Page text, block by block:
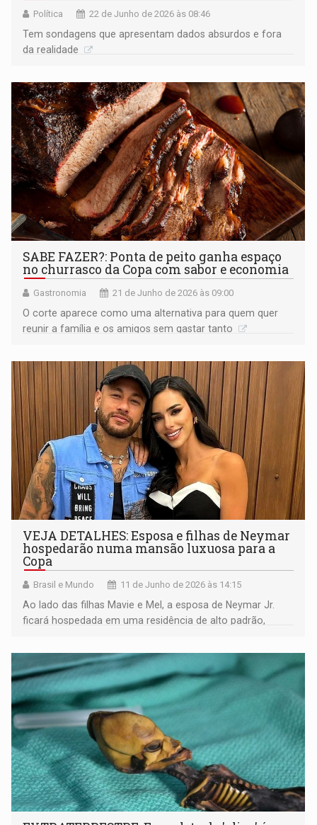
Política 22 de Junho de 2026 às 08:46
Tem sondagens que apresentam dados absurdos e fora
da realidade
SABE FAZER?: Ponta de peito ganha espaço
no churrasco da Copa com sabor e economia
Gastronomia 21 de Junho de 2026 às 09:00
O corte aparece como uma alternativa para quem quer
reunir a família e os amigos sem gastar tanto
VEJA DETALHES: Esposa e filhas de Neymar
hospedarão numa mansão luxuosa para a
Copa
Brasil e Mundo 11 de Junho de 2026 às 14:15
Ao lado das filhas Mavie e Mel, a esposa de Neymar Jr.
ficará hospedada em uma residência de alto padrão,